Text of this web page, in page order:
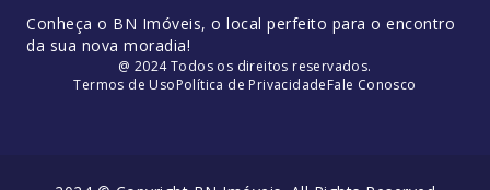
Conheça o BN Imóveis, o local perfeito para o encontro
da sua nova moradia!
@ 2024 Todos os direitos reservados.
Termos de UsoPolítica de PrivacidadeFale Conosco